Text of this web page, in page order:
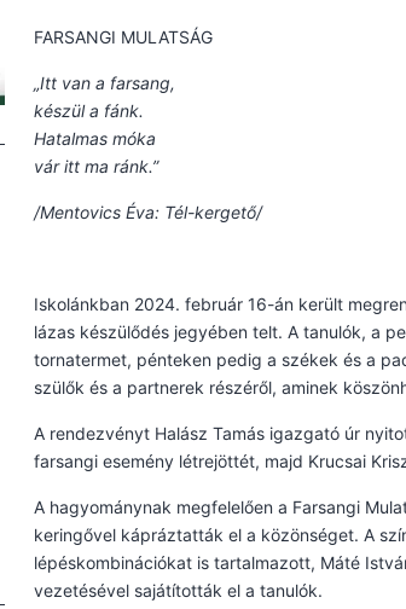
FARSANGI MULATSÁG
„Itt van a farsang,
készül a fánk.
Hatalmas móka
vár itt ma ránk.”
/Mentovics Éva: Tél-kergető/
Iskolánkban 2024. február 16-án került
lázas készülődés jegyében telt. A tanulók, a
tornatermet, pénteken pedig a székek és a
szülők és a partnerek részéről, aminek
A rendezvényt Halász Tamás igazgató úr
farsangi esemény létrejöttét, majd Krucsai
A hagyománynak megfelelően a Farsangi
keringővel kápráztatták el a közönséget. A
lépéskombinációkat is tartalmazott, Máté
vezetésével sajátították el a tanulók.